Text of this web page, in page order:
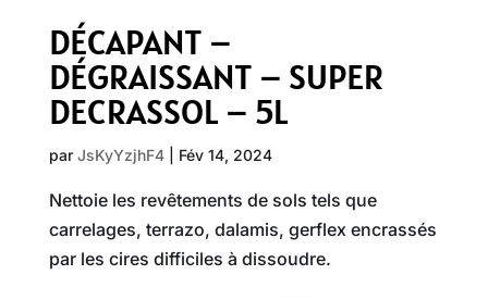
DÉCAPANT –
DÉGRAISSANT – SUPER
DECRASSOL – 5L
par JsKyYzjhF4| Fév 14, 2024
Nettoie les revêtements de sols tels que
carrelages, terrazo, dalamis, gerflex encrassés
par les cires difficiles à dissoudre.